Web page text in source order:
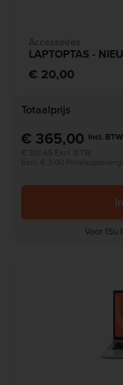
Accessoires
LAPTOPTAS -
€ 20,00
Totaalprijs
€ 365,00 Incl. BTW
€ 301,65 Excl. BTW
Excl. € 3,00
Voor 15u